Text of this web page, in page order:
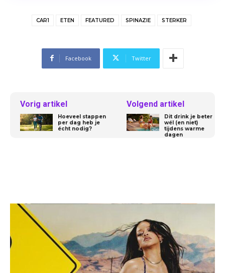
CAR1 ETEN FEATURED SPINAZIE STERKER
Facebook Twitter
Vorig artikel
Hoeveel stappen
per dag heb je
écht nodig?
Volgend artikel
Dit drink je beter
wél (en niet)
tijdens warme
dagen